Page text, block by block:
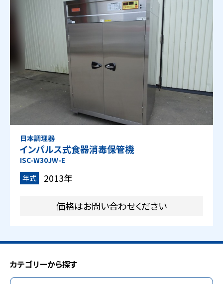
日本調理器
インパルス式食器消毒保管機
ISC-W30JW-E
年式
2013年
価格はお問い合わせください
カテゴリーから探す